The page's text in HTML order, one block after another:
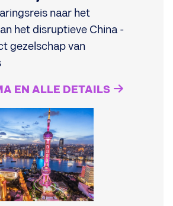
naar het
het disruptieve China -
gezelschap van
EN ALLE DETAILS